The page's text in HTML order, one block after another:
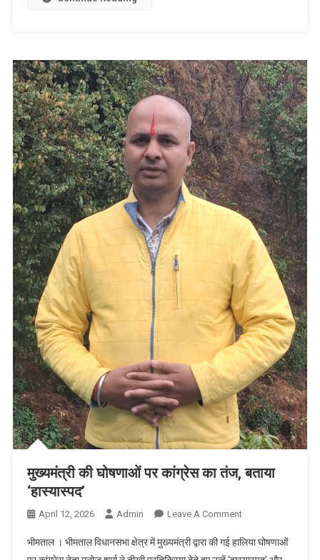
से
मिले
हरीश
पनेरू
मुख्यमंत्री की घोषणाओं पर कांग्रेस का तंज, बताया
‘हास्यास्पद’
April 12, 2026 Admin Leave A CommentOn
की
भीमताल । भीमताल विधानसभा क्षेत्र में मुख्यमंत्री द्वारा की गई हालिया घोषणाओं